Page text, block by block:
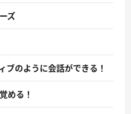
ズ
ブのように会話ができる！
める！